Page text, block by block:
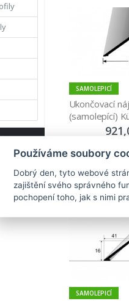
SAMOLEPICÍ
Ukončovací
(samolepící)
SAMOLEPICÍ
Používáme soubory
Dobrý den, tyto webové
zajištění svého správného
pochopení toho, jak s nimi